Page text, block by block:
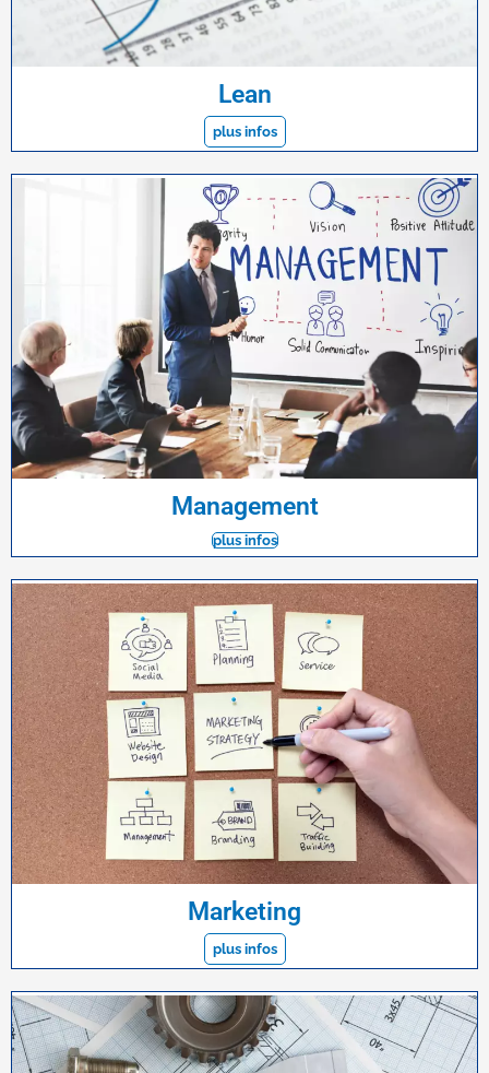
Lean
plus infos
Management
plus infos
Marketing
plus infos